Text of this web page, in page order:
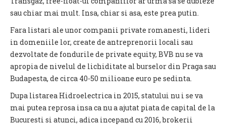
sau chiar mai mult. Insa, chiar si asa, este prea putin.
Fara listari ale unor companii private romanesti, lideri
in domeniile lor, create de antreprenorii locali sau
dezvoltate de fondurile de private equity, BVB nu se va
apropia de nivelul de lichiditate al burselor din Praga sau
Budapesta, de circa 40-50 milioane euro pe sedinta.
Dupa listarea Hidroelectrica in 2015, statului nu i se va
mai putea reprosa insa ca nu a ajutat piata de capital de la
Bucuresti si atunci, adica incepand cu 2016, brokerii